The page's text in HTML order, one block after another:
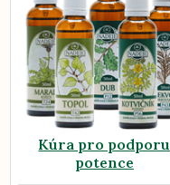
Kúra pro podporu
potence